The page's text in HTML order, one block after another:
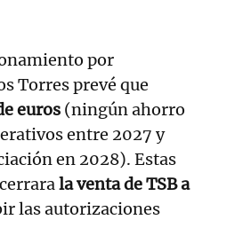
por
Torres prevé que
euros (ningún ahorro
entre 2027 y
en 2028). Estas
la venta de TSB a
las autorizaciones